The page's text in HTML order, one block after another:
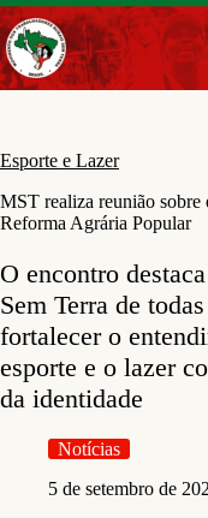
Pular
para
o
conteúdo
Esporte e Lazer
MST realiza reunião sobre
Reforma Agrária Popular
O encontro
Sem Terra de
fortalecer o
esporte e o lazer
da identidade
Notícias
5 de setembro de